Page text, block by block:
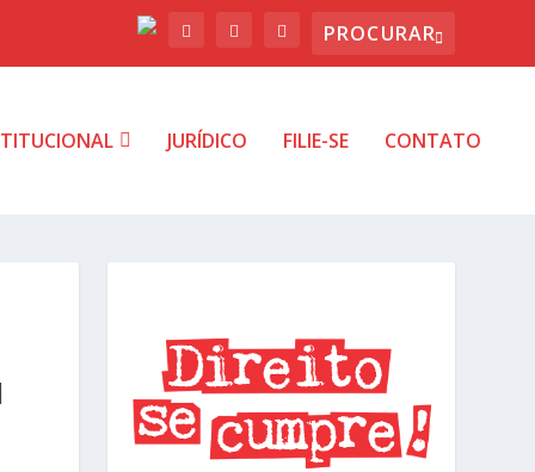
JURÍDICO FILIE-SE CONTATO